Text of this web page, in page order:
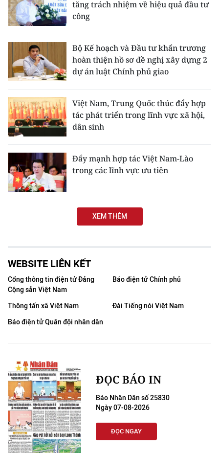
tăng trách nhiệm về hiệu quả đầu tư
công
Bộ Kế hoạch và Đầu tư khẩn trương
hoàn thiện hồ sơ đề nghị xây dựng 2
dự án luật Chính phủ giao
Việt Nam, Trung Quốc thúc đẩy hợp
tác phát triển trong lĩnh vực xã hội,
dân sinh
Đẩy mạnh hợp tác Việt Nam-Lào
trong các lĩnh vực ưu tiên
XEM THÊM
WEBSITE LIÊN KẾT
Cổng thông tin điện tử Đảng
Cộng sản Việt Nam
Báo điện tử Chính phủ
Thông tấn xã Việt Nam
Đài Tiếng nói Việt Nam
Báo điện tử Quân đội nhân dân
ĐỌC BÁO IN
Báo Nhân Dân số 25830
Ngày 07-08-2026
ĐỌC NGAY